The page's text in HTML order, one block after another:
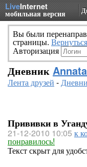
LiveInternet
мобильная версия
Вы были
страницы.
Авторизация
Дневник
Лента друзей -
Прививки в
21-12-2010 10:05 к
понравилось!
Текст скрыт для